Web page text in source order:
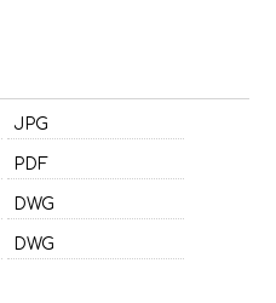
JPG
PDF
DWG
DWG